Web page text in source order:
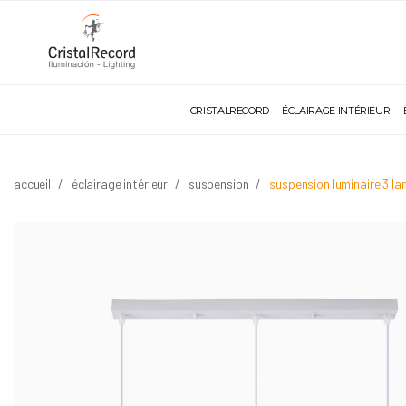
CRISTALRECORD ÉCLAIRAGE INTÉRIEUR
accueil éclairage intérieur suspension suspension luminaire 3